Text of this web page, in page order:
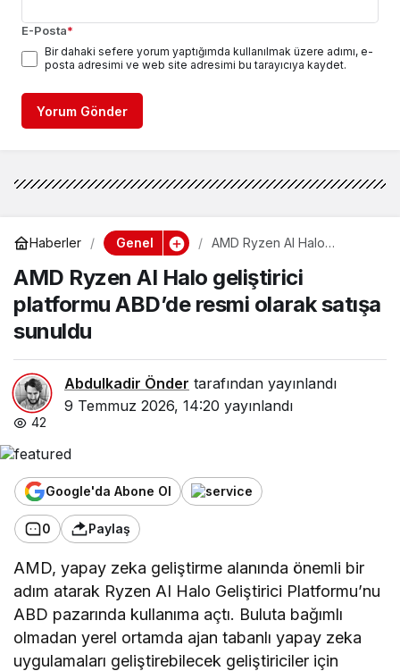
E-Posta*
Bir dahaki sefere yorum yaptığımda kullanılmak üzere adımı, e-
posta adresimi ve web site adresimi bu tarayıcıya kaydet.
Yorum Gönder
Haberler Genel
AMD Ryzen AI Halo
resmi olarak satışa sunuldu
AMD Ryzen AI Halo geliştirici
platformu ABD’de resmi olarak satışa
sunuldu
Abdulkadir Önder tarafından yayınlandı
9 Temmuz 2026, 14:20 yayınlandı
42
Google'da Abone Ol
0 Paylaş
AMD, yapay zeka geliştirme alanında önemli bir
adım atarak Ryzen AI Halo Geliştirici Platformu’nu
ABD pazarında kullanıma açtı. Buluta bağımlı
olmadan yerel ortamda ajan tabanlı yapay zeka
uygulamaları geliştirebilecek geliştiriciler için